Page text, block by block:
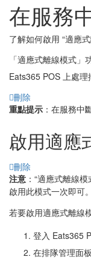
在服務
了解如何啟用 “適應
「適應式離線模式
Eats365 POS 上處理
刪除
重點提示 ：在服務中
啟用適應
刪除
注意 ：“適應式離線
啟用此模式一次即可。
若要啟用適應式離線
登入 Eats365
在排隊管理面